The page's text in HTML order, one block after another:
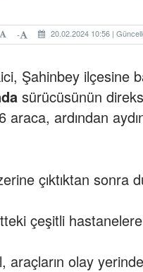
20.02.2024 10:56 |
-
Şahinbey ilçesine
sürücüsünün
araca, ardından
çıktıktan sonra
çeşitli hastanelere
olay